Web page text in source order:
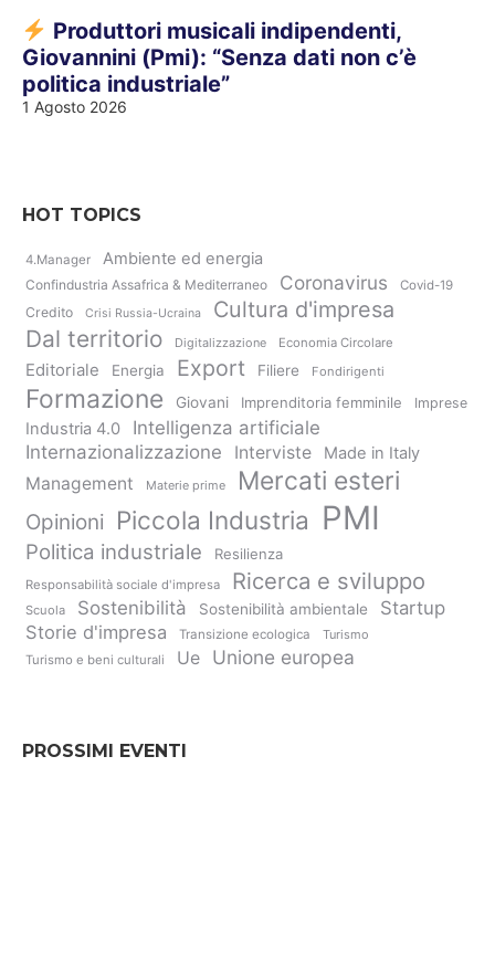
Produttori musicali indipendenti,
Giovannini (Pmi): “Senza dati non c’è
politica industriale”
1 Agosto 2026
HOT TOPICS
4.Manager Ambiente ed energia
Confindustria Assafrica & Mediterraneo Coronavirus Covid-19
Credito Crisi Russia-Ucraina Cultura d'impresa
Dal territorio Digitalizzazione Economia Circolare
Editoriale Energia Export Filiere Fondirigenti
Formazione Giovani Imprenditoria femminile Imprese
Industria 4.0
Intelligenza artificiale
Internazionalizzazione
Interviste Made in Italy
Management Materie prime Mercati esteri
Opinioni Piccola Industria PMI
Politica industriale Resilienza
Responsabilità sociale d'impresa Ricerca e sviluppo
Scuola Sostenibilità Sostenibilità ambientale
Startup
Storie d'impresa
Transizione ecologica
Turismo
Turismo e beni culturali
Ue Unione europea
PROSSIMI EVENTI